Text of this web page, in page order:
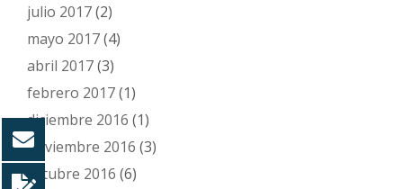
julio 2017(2)
mayo 2017(4)
abril 2017(3)
febrero 2017(1)
diciembre 2016 (1)
noviembre 2016 (3)
octubre 2016 (6)